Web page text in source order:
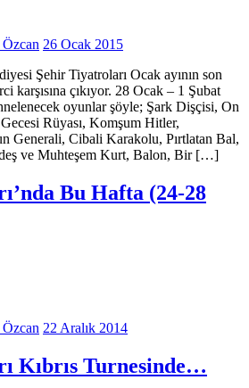
26 Ocak 2015
Şehir Tiyatroları Ocak ayının son
karşısına çıkıyor. 28 Ocak – 1 Şubat
oyunlar şöyle; Şark Dişçisi, On
Rüyası, Komşum Hitler,
Generali, Cibali Karakolu, Pırtlatan Bal,
ve Muhteşem Kurt, Balon, Bir […]
Bu Hafta (24-28
22 Aralık 2014
Kıbrıs Turnesinde…